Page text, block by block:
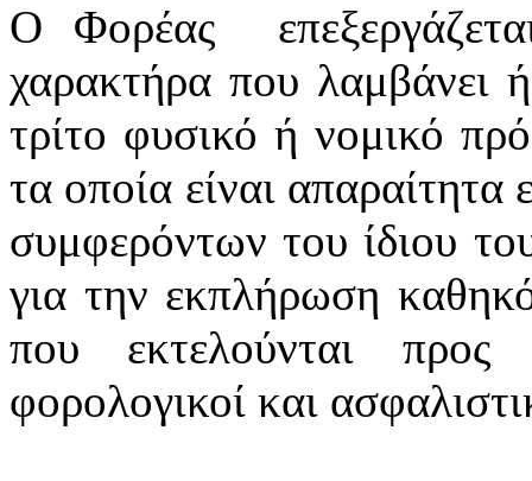
Ο Φορέας
χαρακτήρα που λαμβάνει
τρίτο φυσικό ή νομικό
τα οποία είναι απαραίτητα
συμφερόντων του ίδιου
για την εκπλήρωση
που εκτελούνται
φορολογικοί και